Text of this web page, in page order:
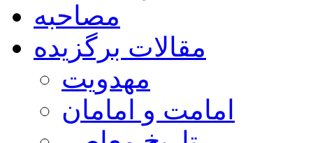
مصاحبه
مقالات برگزیده
مهدویت
امامت و امامان